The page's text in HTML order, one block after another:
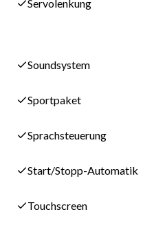
Servolenkung
Soundsystem
Sportpaket
Sprachsteuerung
Start/Stopp-Automatik
Touchscreen